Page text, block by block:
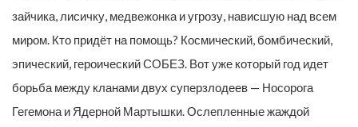
зайчика, лисичку, медвежонка и угрозу, нависшую над всем
миром. Кто придёт на помощь? Космический, бомбический,
эпический, героический СОБЕЗ. Вот уже который год идет
борьба между кланами двух суперзлодеев — Носорога
Гегемона и Ядерной Мартышки. Ослепленные жаждой